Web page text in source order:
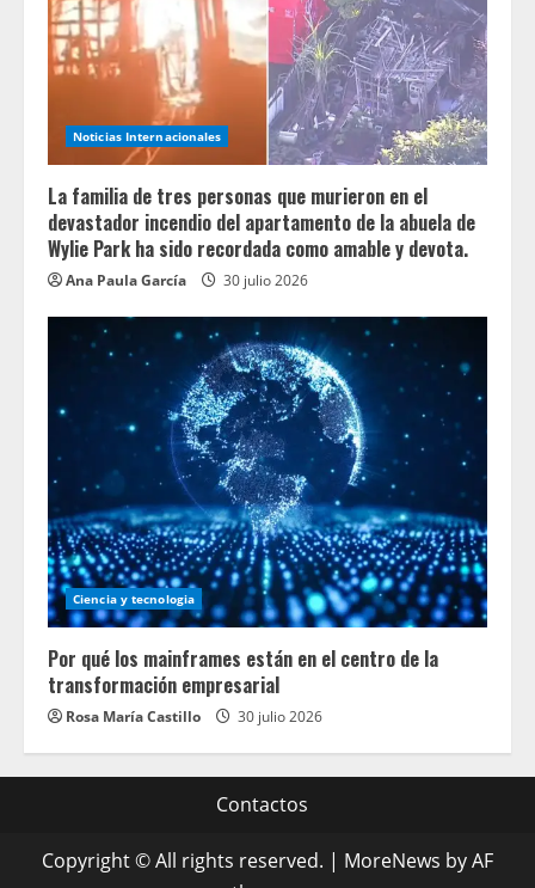
Noticias Internacionales
La familia de tres personas que murieron en el
devastador incendio del apartamento de la abuela de
Wylie Park ha sido recordada como amable y devota.
Ana Paula García 30 julio 2026
Ciencia y tecnologia
Por qué los mainframes están en el centro de la
transformación empresarial
Rosa María Castillo 30 julio 2026
Contactos
Copyright © All rights reserved. | MoreNews by AF